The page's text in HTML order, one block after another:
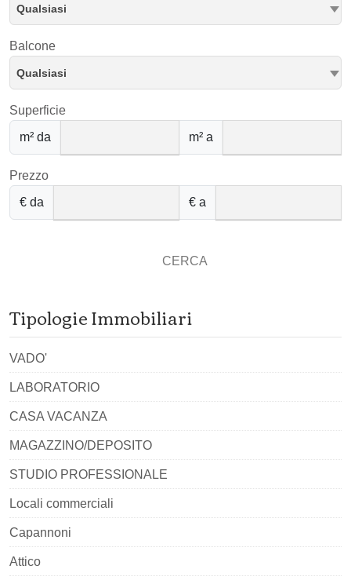
Qualsiasi
Balcone
Qualsiasi
Superficie
m² da
m² a
Prezzo
€ da
€ a
CERCA
Tipologie Immobiliari
VADO'
LABORATORIO
CASA VACANZA
MAGAZZINO/DEPOSITO
STUDIO PROFESSIONALE
Locali commerciali
Capannoni
Attico